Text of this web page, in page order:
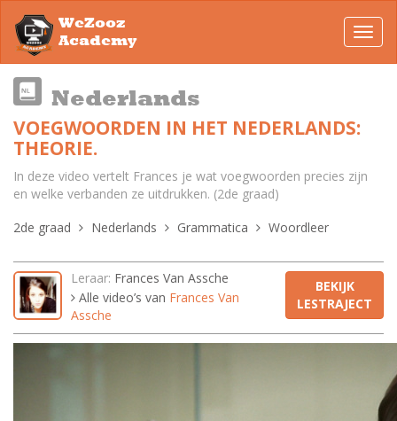
WeZooz
Academy
Nederlands
VOEGWOORDEN IN HET NEDERLANDS:
THEORIE.
In deze video vertelt Frances je wat voegwoorden precies zijn
en welke verbanden ze uitdrukken. (2de graad)
2de graad
Nederlands Grammatica Woordleer
Leraar: Frances Van Assche
Alle video’s van Frances Van
Assche
BEKIJK
LESTRAJECT